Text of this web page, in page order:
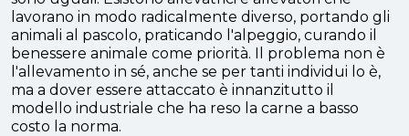
lavorano in modo radicalmente diverso, portando gli
animali al pascolo, praticando l'alpeggio, curando il
benessere animale come priorità. Il problema non è
l'allevamento in sé, anche se per tanti individui lo è,
ma a dover essere attaccato è innanzitutto il
modello industriale che ha reso la carne a basso
costo la norma.